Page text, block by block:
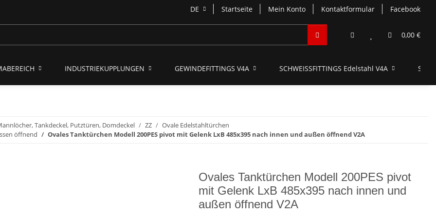
DE Startseite Mein Konto Kontaktformular Facebook
0,00 €
INDUSTRIEKUPPLUNGEN GEWINDEFITTINGS V4A SCHWEISSFITTINGS Edelstahl V4A
Tankdeckel, Putztüren, Domdeckel ZZ
Ovale Edelstahltürchen
öffnend
Ovales Tanktürchen Modell 200PES pivot mit Gelenk LxB 485x395 nach innen und außen öffnend V2A
Ovales Tanktürchen Modell 200PES pivot
mit Gelenk LxB 485x395 nach innen und
außen öffnend V2A